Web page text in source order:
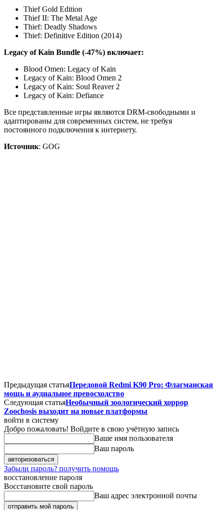
Thief Gold Edition
Thief II: The Metal Age
Thief: Deadly Shadows
Thief: Definitive Edition (2014)
Legacy of Kain Bundle (-47%) включает:
Blood Omen: Legacy of Kain
Legacy of Kain: Blood Omen 2
Legacy of Kain: Soul Reaver 2
Legacy of Kain: Defiance
Все представленные игры являются DRM-свободными и
адаптированы для современных систем, не требуя
постоянного подключения к интернету.
Источник: GOG
Предыдущая статьяПередовой Redmi K90 Pro: Флагманская
мощь и аудиальное превосходство
Следующая статьяНеобычный зоологический хоррор
Zoochosis выходит на новые платформы
войти в систему
Добро пожаловать! Войдите в свою учётную запись
Ваше имя пользователя
Ваш пароль
Забыли пароль? получить помощь
восстановление пароля
Восстановите свой пароль
Ваш адрес электронной почты